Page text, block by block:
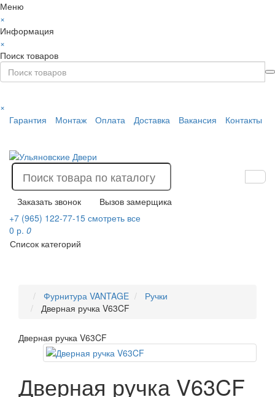
Меню
×
Информация
×
Поиск товаров
×
Гарантия
Монтаж Оплата Доставка Вакансия Контакты
Заказать звонок
Вызов замерщика
+7 (965) 122-77-15 смотреть все
0 р. 0
Список категорий
Фурнитура VANTAGE
Ручки
Дверная ручка V63CF
Дверная ручка V63CF
Дверная ручка V63CF